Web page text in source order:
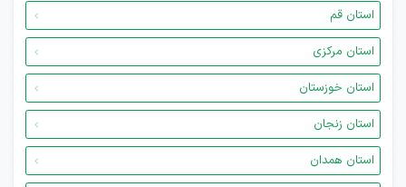
استان قم
استان مرکزی
استان خوزستان
استان زنجان
استان همدان